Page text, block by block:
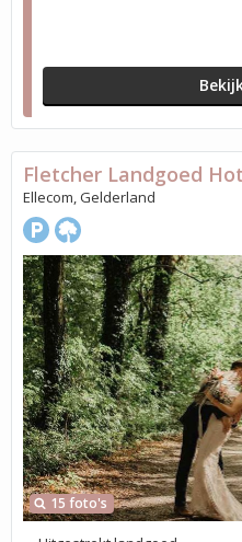
15 foto's
Fletcher Landgoed
Ellecom, Gelderland